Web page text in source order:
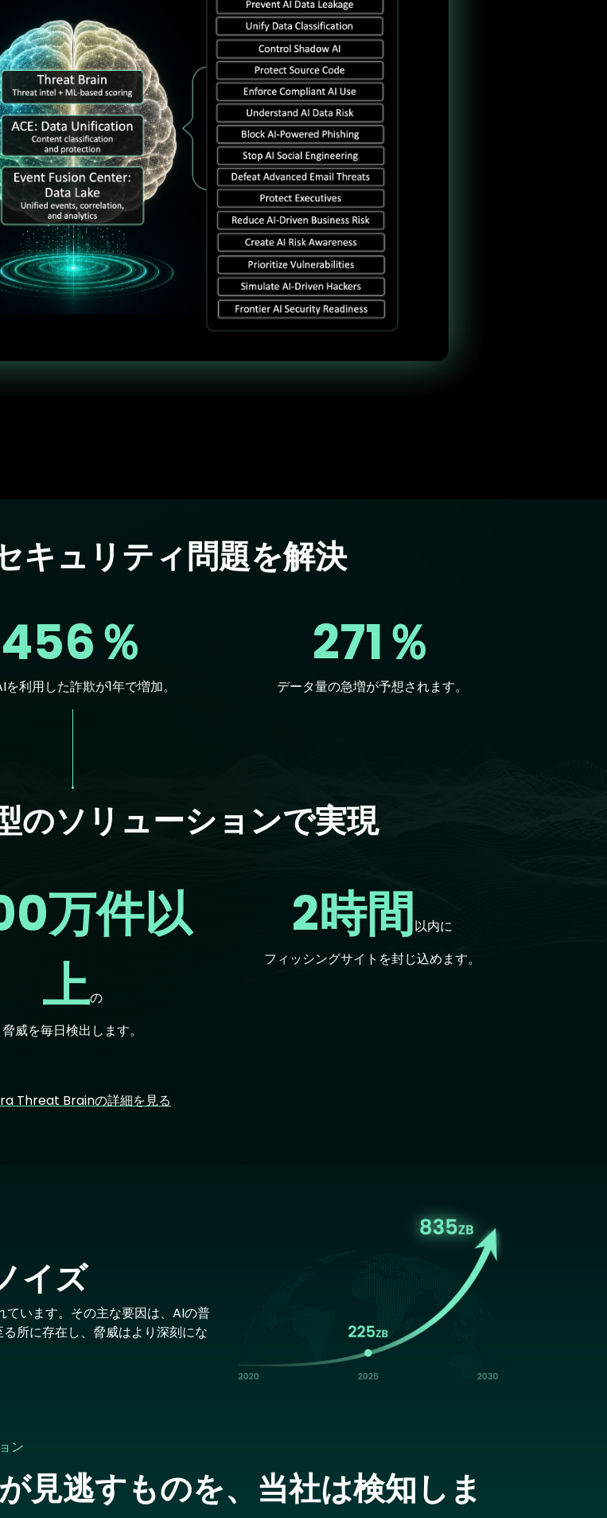
キュリティ問題を解決
456％
を利用した詐欺が1年で増加。
271％
データ量の急増が予想されます。
のソリューションで実現
万件以
上の
脅威を毎日検出します。
2時間以内に
フィッシングサイトを封じ込めます。
Threat Brainの詳細を見る
イズ
います。その主な要因は、AIの普
所に存在し、脅威はより深刻にな
ン
見逃すものを、当社は検知しま